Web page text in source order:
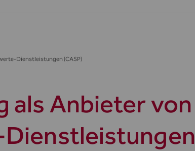
Dienstleistungen (CASP)
als Anbieter von